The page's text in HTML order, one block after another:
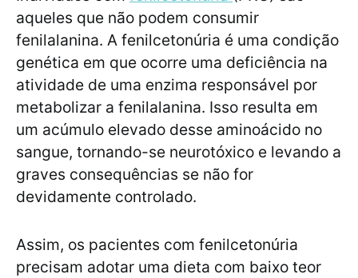
aqueles que não podem consumir
fenilalanina. A fenilcetonúria é uma condição
genética em que ocorre uma deficiência na
atividade de uma enzima responsável por
metabolizar a fenilalanina. Isso resulta em
um acúmulo elevado desse aminoácido no
sangue, tornando-se neurotóxico e levando a
graves consequências se não for
devidamente controlado.
Assim, os pacientes com fenilcetonúria
precisam adotar uma dieta com baixo teor